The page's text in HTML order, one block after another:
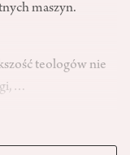
maszyn.
teologów nie